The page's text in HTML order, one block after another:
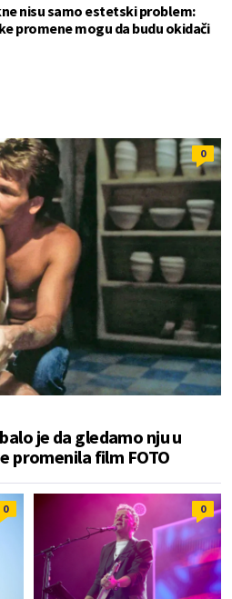
nisu samo estetski problem:
promene mogu da budu okidači
0
je da gledamo nju u
promenila film FOTO
0 0